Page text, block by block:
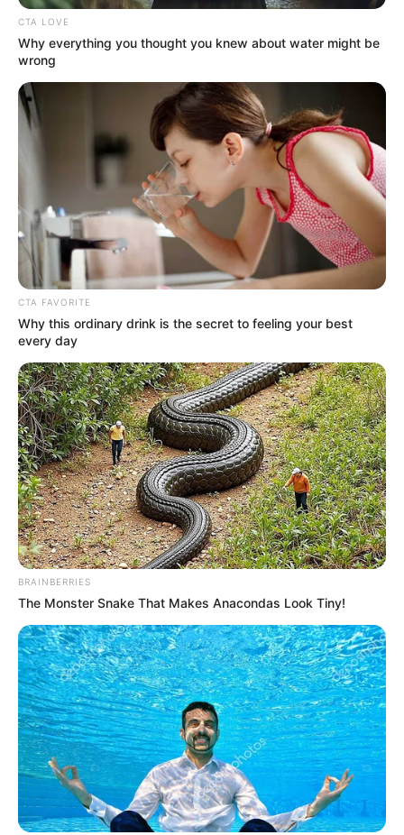
CTA LOVE
Why everything you thought you knew about water might be
wrong
CTA FAVORITE
Why this ordinary drink is the secret to feeling your best
every day
BRAINBERRIES
The Monster Snake That Makes Anacondas Look Tiny!